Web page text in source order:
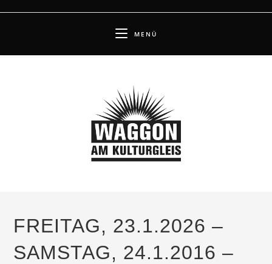
MENÜ
FREITAG, 23.1.2026 –
SAMSTAG, 24.1.2016 –